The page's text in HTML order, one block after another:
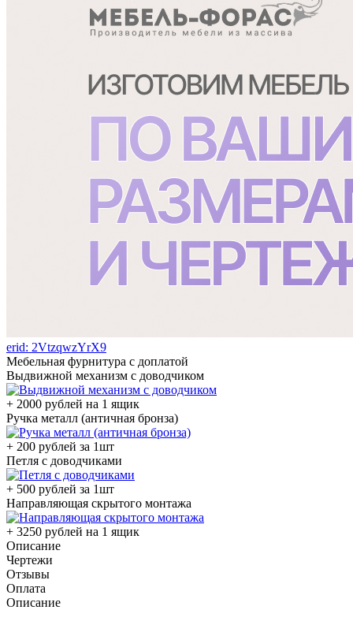
erid: 2VtzqwzYrX9
Мебельная фурнитура с доплатой
Выдвижной механизм с доводчиком
+ 2000 рублей на 1 ящик
Ручка металл (античная бронза)
+ 200 рублей за 1шт
Петля с доводчиками
+ 500 рублей за 1шт
Направляющая скрытого монтажа
+ 3250 рублей на 1 ящик
Описание
Чертежи
Отзывы
Оплата
Описание